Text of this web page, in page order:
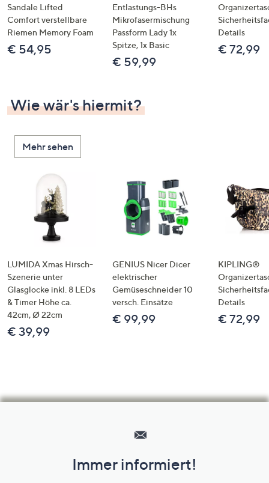
Sandale Lifted
Comfort verstellbare
Riemen Memory Foam
€ 54,95
Entlastungs-BHs
Mikrofasermischung
Passform Lady 1x
Spitze, 1x Basic
€ 59,99
Details
€ 72,99
Wie wär's hiermit?
Mehr sehen
LUMIDA Xmas Hirsch-
Szenerie unter
Glasglocke inkl. 8 LEDs
& Timer Höhe ca.
42cm, Ø 22cm
€ 39,99
GENIUS Nicer Dicer
elektrischer
Gemüseschneider 10
versch. Einsätze
€ 99,99
KIPLING®
Details
€ 72,99
Unternehmensinformationen
Immer informiert!